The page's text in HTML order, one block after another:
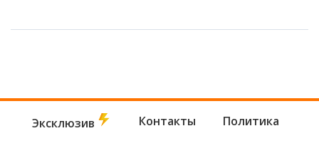
Эксклюзив Контакты Политика